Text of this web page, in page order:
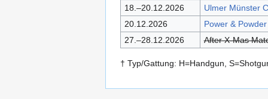
18.–20.12.2026
Ulmer Münster
20.12.2026
Power &
27.–28.12.2026
After X-Mas
† Typ/Gattung: H=Handgun,